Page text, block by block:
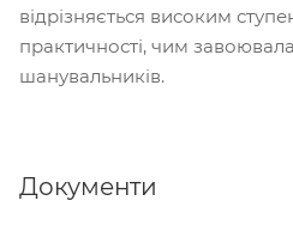
відрізняється високим
практичності, чим
шанувальників.
Документи